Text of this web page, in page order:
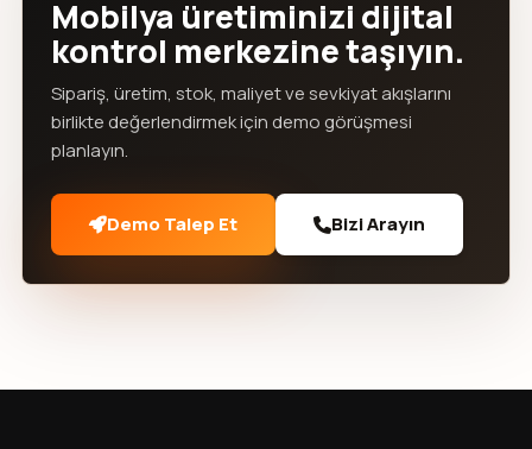
Mobilya üretiminizi dijital
kontrol merkezine taşıyın.
Sipariş, üretim, stok, maliyet ve sevkiyat akışlarını
birlikte değerlendirmek için demo görüşmesi
planlayın.
Demo Talep Et Bizi Arayın